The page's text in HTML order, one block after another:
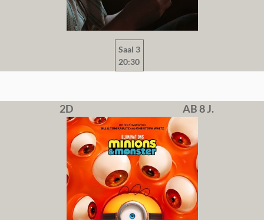
Saal 3
20:30
2D AB 8 J.